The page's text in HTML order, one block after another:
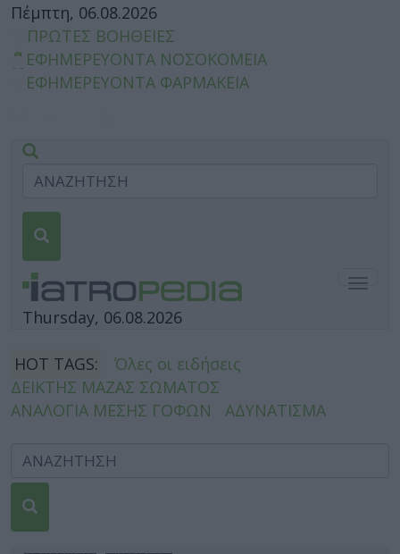
Πέμπτη, 06.08.2026
ΠΡΩΤΕΣ ΒΟΗΘΕΙΕΣ
ΕΦΗΜΕΡΕΥΟΝΤΑ ΝΟΣΟΚΟΜΕΙΑ
ΕΦΗΜΕΡΕΥΟΝΤΑ ΦΑΡΜΑΚΕΙΑ
Thursday, 06.08.2026
HOT TAGS:
Όλες οι ειδήσεις
ΔΕΙΚΤΗΣ ΜΑΖΑΣ ΣΩΜΑΤΟΣ
ΑΝΑΛΟΓΙΑ ΜΕΣΗΣ ΓΟΦΩΝ
ΑΔΥΝΑΤΙΣΜΑ